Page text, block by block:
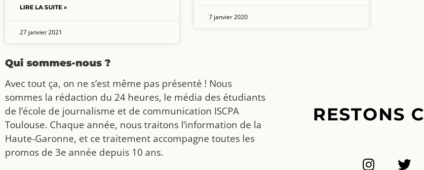
LIRE LA SUITE »
27 janvier 2021
7 janvier 2020
Qui sommes-nous ?
Avec tout ça, on ne s’est même pas présenté ! Nous
sommes la rédaction du 24 heures, le média des étudiants
de l’école de journalisme et de communication ISCPA
Toulouse. Chaque année, nous traitons l’information de la
Haute-Garonne, et ce traitement accompagne toutes les
promos de 3e année depuis 10 ans.
RESTONS